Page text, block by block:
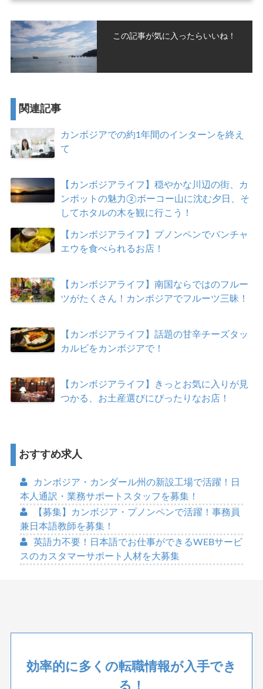
この記事が気に入ったらいいね！
関連記事
カンボジアでの約1年間のインターンを終え
て
【カンボジアライフ】穏やかな川辺の街、カ
ンポットの魅力②ボーコー山に沈む夕日、そ
してホタルの木を観に行こう！
【カンボジアライフ】プノンペンでバンチャ
エウを食べられるお店！
【カンボジアライフ】南国ならではのフルー
ツがたくさん！カンボジアでフルーツ三昧！
【カンボジアライフ】話題の甘辛チーズタッ
カルビをカンボジアで！
【カンボジアライフ】きっとお気に入りが見
つかる、お土産選びにぴったりなお店！
おすすめ求人
カンボジア・カンダール州の新設工場で活躍！日
本人通訳・業務サポートスタッフを募集！
【募集】カンボジア・プノンペンで活躍！事務員
兼日本語教師を募集！
英語力不要！日本語でお仕事ができるWEBサービ
スのカスタマーサポート人材を大募集
効率的に多くの転職情報が入手でき
る！